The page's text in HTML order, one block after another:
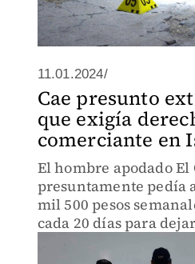
11.01.2024/
Cae presunto
que exigía
comerciante en
El hombre apodado El
presuntamente pedía
mil 500 pesos
cada 20 días para